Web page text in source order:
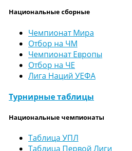
Национальные сборные
Чемпионат Мира
Отбор на ЧМ
Чемпионат Европы
Отбор на ЧЕ
Лига Наций УЕФА
Турнирные таблицы
Национальные чемпионаты
Таблица УПЛ
Таблица Первой Лиги